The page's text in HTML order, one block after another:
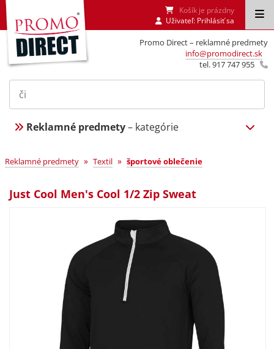
Promo Direct – reklamné predmety
info@promodirect.sk
tel. 917 747 955
Košík je prázdny
Uživateľ: Prihlásiť sa
Reklamné predmety– kategórie
Reklamné predmety » Textil » športové oblečenie
Just Cool Men's Cool 1/2 Zip Sweat